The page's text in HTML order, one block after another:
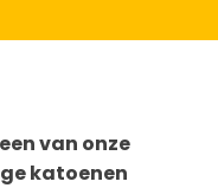
van onze
katoenen